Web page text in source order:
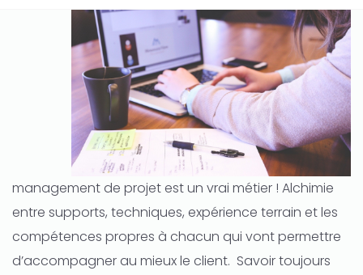
management de projet est un vrai métier ! Alchimie
entre supports, techniques, expérience terrain et les
compétences propres à chacun qui vont permettre
d’accompagner au mieux le client. Savoir toujours